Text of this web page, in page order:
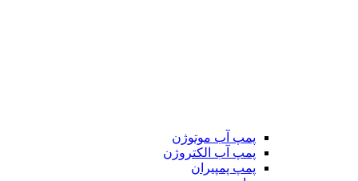
پمپ آب موتوژن
پمپ آب الکتروژن
پمپ پمپیران